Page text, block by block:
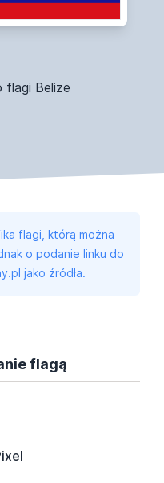
Belize
flagi, którą można
o podanie linku do
jako źródła.
flagą